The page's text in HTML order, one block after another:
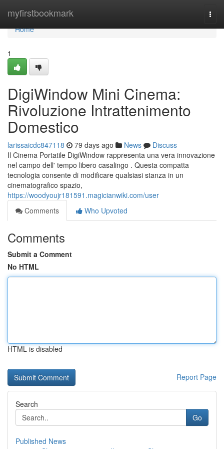
myfirstbookmark
Home
Home
1
DigiWindow Mini Cinema:
Rivoluzione Intrattenimento
Domestico
larissaicdc847118 79 days ago News
Discuss
Il Cinema Portatile DigiWindow rappresenta una vera innovazione
nel campo dell' tempo libero casalingo . Questa compatta
tecnologia consente di modificare qualsiasi stanza in un
cinematografico spazio,
https://woodyoujr181591.magicianwiki.com/user
Comments
Who Upvoted
Comments
Submit a Comment
No HTML
HTML is disabled
Report Page
Search
Go
Published News